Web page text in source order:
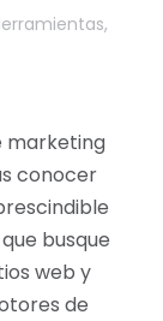
,
marketing
conocer
busque
web y
de